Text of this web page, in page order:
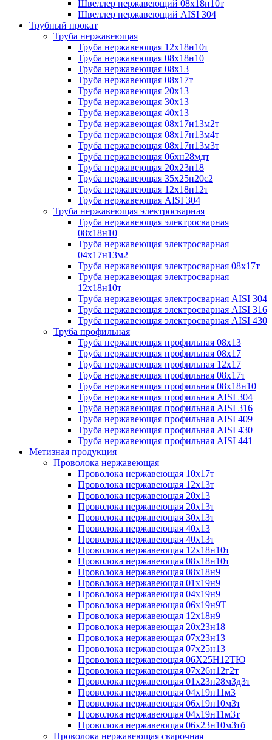
Швеллер нержавеющий 08х18н10т
Швеллер нержавеющий AISI 304
Трубный прокат
Труба нержавеющая
Труба нержавеющая 12х18н10т
Труба нержавеющая 08х18н10
Труба нержавеющая 08х13
Труба нержавеющая 08х17т
Труба нержавеющая 20х13
Труба нержавеющая 30х13
Труба нержавеющая 40х13
Труба нержавеющая 08х17н13м2т
Труба нержавеющая 08х17н13м4т
Труба нержавеющая 08х17н13м3т
Труба нержавеющая 06хн28мдт
Труба нержавеющая 20х23н18
Труба нержавеющая 35х25н20с2
Труба нержавеющая 12х18н12т
Труба нержавеющая AISI 304
Труба нержавеющая электросварная
Труба нержавеющая электросварная
08х18н10
Труба нержавеющая электросварная
04х17н13м2
Труба нержавеющая электросварная 08х17т
Труба нержавеющая электросварная
12х18н10т
Труба нержавеющая электросварная AISI 304
Труба нержавеющая электросварная AISI 316
Труба нержавеющая электросварная AISI 430
Труба профильная
Труба нержавеющая профильная 08х13
Труба нержавеющая профильная 08х17
Труба нержавеющая профильная 12х17
Труба нержавеющая профильная 08х17т
Труба нержавеющая профильная 08х18н10
Труба нержавеющая профильная AISI 304
Труба нержавеющая профильная AISI 316
Труба нержавеющая профильная AISI 409
Труба нержавеющая профильная AISI 430
Труба нержавеющая профильная AISI 441
Метизная продукция
Проволока нержавеющая
Проволока нержавеющая 10х17т
Проволока нержавеющая 12х13т
Проволока нержавеющая 20х13
Проволока нержавеющая 20х13т
Проволока нержавеющая 30х13т
Проволока нержавеющая 40х13
Проволока нержавеющая 40х13т
Проволока нержавеющая 12х18н10т
Проволока нержавеющая 08х18н10т
Проволока нержавеющая 08х18н9
Проволока нержавеющая 01х19н9
Проволока нержавеющая 04х19н9
Проволока нержавеющая 06х19н9Т
Проволока нержавеющая 12х18н9
Проволока нержавеющая 20х23н18
Проволока нержавеющая 07х23н13
Проволока нержавеющая 07х25н13
Проволока нержавеющая 06Х25Н12ТЮ
Проволока нержавеющая 07х26н12г2т
Проволока нержавеющая 01х23н28м3д3т
Проволока нержавеющая 04х19н11м3
Проволока нержавеющая 06х19н10м3т
Проволока нержавеющая 04х19н11м3т
Проволока нержавеющая 06х23н10м3тб
Проволока нержавеющая сварочная